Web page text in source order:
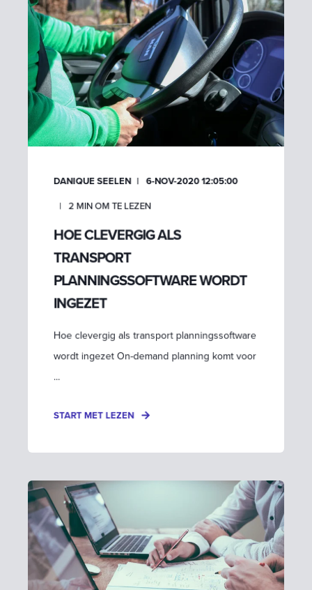
DANIQUE SEELEN
6-NOV-2020 12:05:00
2 MIN OM TE LEZEN
HOE CLEVERGIG ALS
TRANSPORT
PLANNINGSSOFTWARE WORDT
INGEZET
Hoe clevergig als transport planningssoftware
wordt ingezet On-demand planning komt voor
...
START MET LEZEN